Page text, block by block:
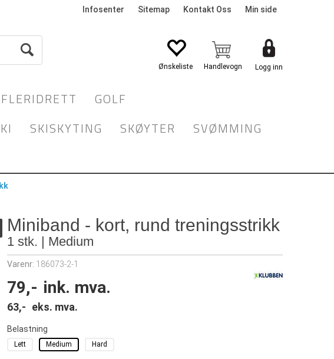
Infosenter Sitemap Kontakt Oss Min side
Logg inn
FLERIDRETT
GOLF
SKISKYTING SKØYTER
SVØMMING
Miniband - kort, rund treningsstrikk
1 stk. | Medium
Varenr: 186073-2-1
79,- ink. mva.
63,- eks. mva.
Belastning
Lett Medium Hard